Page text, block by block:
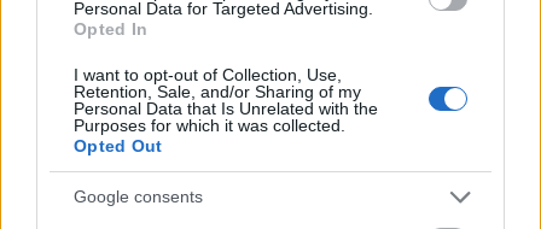
Personal Data for Targeted Advertising.
Opted In
I want to opt-out of Collection, Use,
Retention, Sale, and/or Sharing of my
Personal Data that Is Unrelated with the
Purposes for which it was collected.
Opted Out
Google consents
Szeretném, ha mindenki látná,
hogy milyen a testvérem
valójában, a butaságok, amiket
együtt csináltunk, az ahogy
elalvás előtt a fülem mögé fésüli a